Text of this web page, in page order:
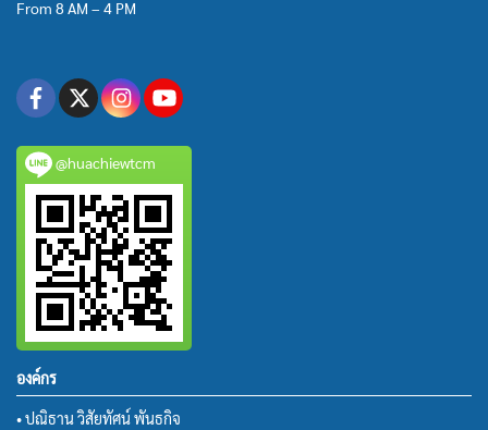
From 8 AM – 4 PM
@huachiewtcm
องค์กร
• ปณิธาน วิสัยทัศน์ พันธกิจ